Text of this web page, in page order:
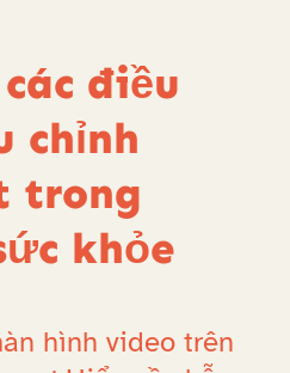
điều
chỉnh
trong
khỏe